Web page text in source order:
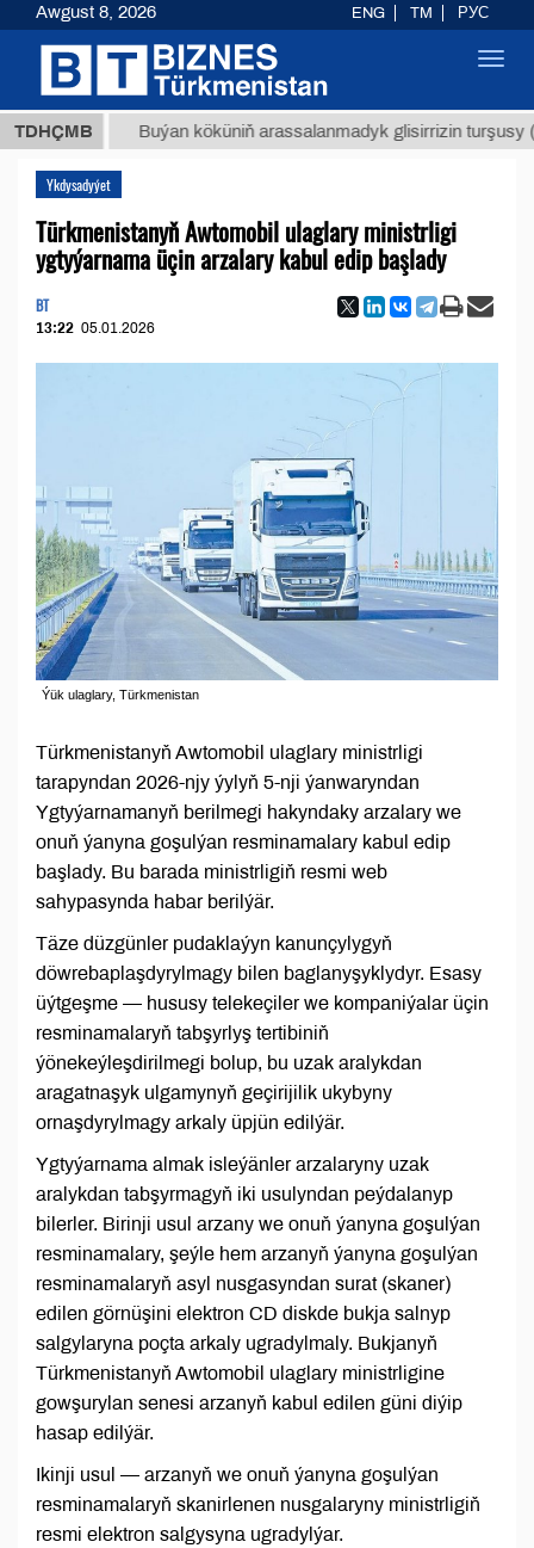
TDHÇMBBuýan köküniň arassalanmadyk glisirrizin turşusy (t.)
Ykdysadyýet
Türkmenistanyň Awtomobil ulaglary ministrligi
ygtyýarnama üçin arzalary kabul edip başlady
BT
13:22 05.01.2026
Ýük ulaglary, Türkmenistan
Türkmenistanyň Awtomobil ulaglary ministrligi
tarapyndan 2026-njy ýylyň 5-nji ýanwaryndan
Ygtyýarnamanyň berilmegi hakyndaky arzalary we
onuň ýanyna goşulýan resminamalary kabul edip
başlady. Bu barada ministrligiň resmi web
sahypasynda habar berilýär.
Täze düzgünler pudaklaýyn kanunçylygyň
döwrebaplaşdyrylmagy bilen baglanyşyklydyr. Esasy
üýtgeşme — hususy telekeçiler we kompaniýalar üçin
resminamalaryň tabşyrlyş tertibiniň
ýönekeýleşdirilmegi bolup, bu uzak aralykdan
aragatnaşyk ulgamynyň geçirijilik ukybyny
ornaşdyrylmagy arkaly üpjün edilýär.
Ygtyýarnama almak isleýänler arzalaryny uzak
aralykdan tabşyrmagyň iki usulyndan peýdalanyp
bilerler. Birinji usul arzany we onuň ýanyna goşulýan
resminamalary, şeýle hem arzanyň ýanyna goşulýan
resminamalaryň asyl nusgasyndan surat (skaner)
edilen görnüşini elektron CD diskde bukja salnyp
salgylaryna poçta arkaly ugradylmaly. Bukjanyň
Türkmenistanyň Awtomobil ulaglary ministrligine
gowşurylan senesi arzanyň kabul edilen güni diýip
hasap edilýär.
Ikinji usul — arzanyň we onuň ýanyna goşulýan
resminamalaryň skanirlenen nusgalaryny ministrligiň
resmi elektron salgysyna ugradylýar.
Awgust 8, 2026 ENG TM РУС